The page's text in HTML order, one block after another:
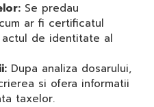
Se predau
ar fi certificatul
de identitate al
Dupa analiza dosarului,
si ofera informatii
taxelor.